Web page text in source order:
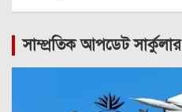
সাম্প্রতিক আপডেট সার্কুলার